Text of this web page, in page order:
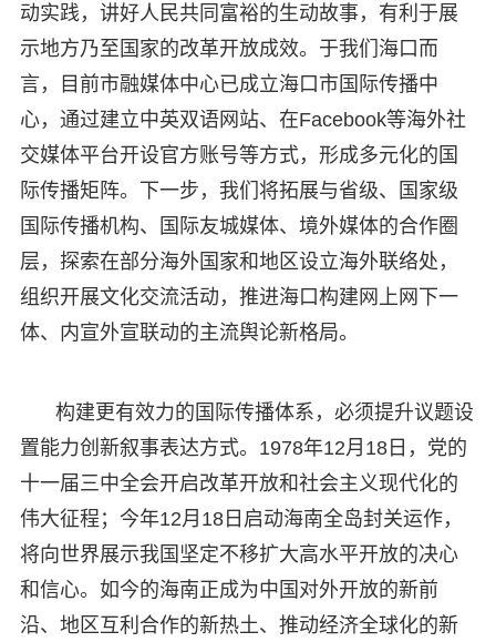
动实践，讲好人民共同富裕的生动故事，有利于展
示地方乃至国家的改革开放成效。于我们海口而
言，目前市融媒体中心已成立海口市国际传播中
心，通过建立中英双语网站、在Facebook等海外社
交媒体平台开设官方账号等方式，形成多元化的国
际传播矩阵。下一步，我们将拓展与省级、国家级
国际传播机构、国际友城媒体、境外媒体的合作圈
层，探索在部分海外国家和地区设立海外联络处，
组织开展文化交流活动，推进海口构建网上网下一
体、内宣外宣联动的主流舆论新格局。
构建更有效力的国际传播体系，必须提升议题设
置能力创新叙事表达方式。1978年12月18日，党的
十一届三中全会开启改革开放和社会主义现代化的
伟大征程；今年12月18日启动海南全岛封关运作，
将向世界展示我国坚定不移扩大高水平开放的决心
和信心。如今的海南正成为中国对外开放的新前
沿、地区互利合作的新热土、推动经济全球化的新